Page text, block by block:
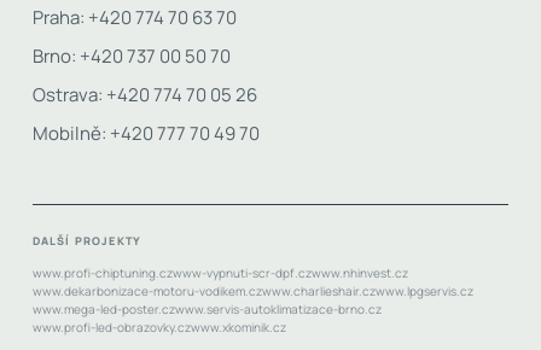
Praha: +420 774 70 63 70
Brno: +420 737 00 50 70
Ostrava: +420 774 70 05 26
Mobilně: +420 777 70 49 70
DALŠÍ PROJEKTY
www.profi-chiptuning.czwww-vypnuti-scr-dpf.czwww.nhinvest.cz
www.dekarbonizace-motoru-vodikem.czwww.charlieshair.czwww.lpgservis.cz
www.mega-led-poster.czwww.servis-autoklimatizace-brno.cz
www.profi-led-obrazovky.czwww.xkominik.cz